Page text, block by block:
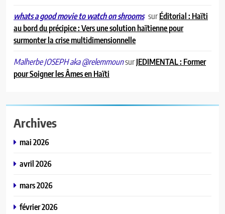
whats a good movie to watch on shrooms surÉditorial : Haïti
au bord du précipice : Vers une solution haïtienne pour
surmonter la crise multidimensionnelle
Malherbe JOSEPH aka @relemmounsurJEDIMENTAL : Former
pour Soigner les Âmes en Haïti
Archives
mai 2026
avril 2026
mars 2026
février 2026